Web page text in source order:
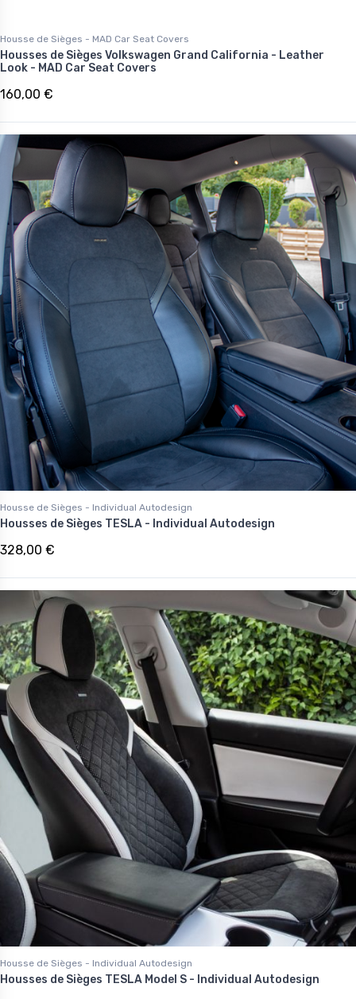
Housse de Sièges - MAD Car Seat Covers
Housses de Sièges Volkswagen Grand California - Leather
Look - MAD Car Seat Covers
160,00 €
Housse de Sièges - Individual Autodesign
Housses de Sièges TESLA - Individual Autodesign
328,00 €
Housse de Sièges - Individual Autodesign
Housses de Sièges TESLA Model S - Individual Autodesign